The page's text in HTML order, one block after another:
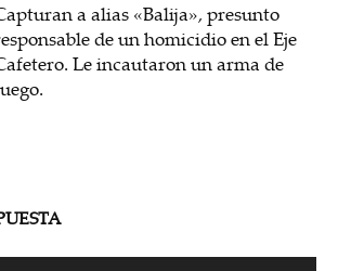
a alias «Balija», presunto
de un homicidio en el Eje
Le incautaron un arma de